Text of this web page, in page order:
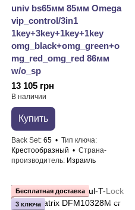
univ bs65мм 85мм Omega
vip_control/3in1
1key+3key+1key+1key
omg_black+omg_green+o
mg_red_omg_red 86мм
w/o_sp
13 105 грн
В наличии
Купить
Back Set 65
Тип ключа
Крестообразный
Страна-
производитель Израиль
Бесплатная доставка
3 ключа